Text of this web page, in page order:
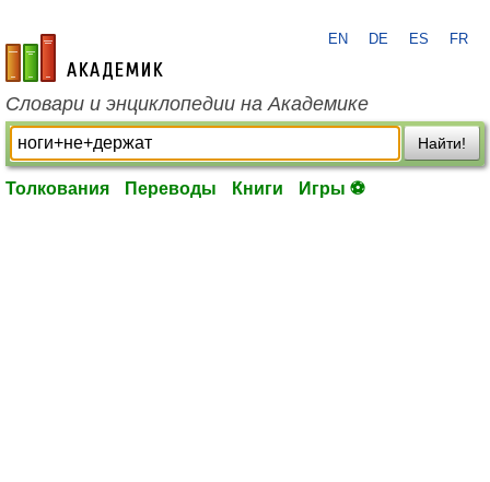
academic.ru
EN DE ES FR
Словари и энциклопедии на Академике
Найти!
Толкования Переводы Книги Игры ⚽